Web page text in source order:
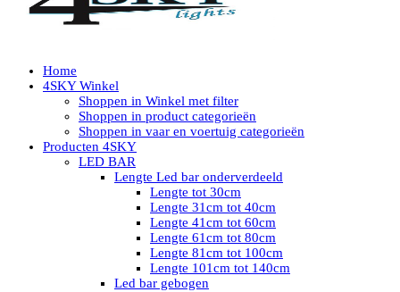
Home
4SKY Winkel
Shoppen in Winkel met filter
Shoppen in product categorieën
Shoppen in vaar en voertuig categorieën
Producten 4SKY
LED BAR
Lengte Led bar onderverdeeld
Lengte tot 30cm
Lengte 31cm tot 40cm
Lengte 41cm tot 60cm
Lengte 61cm tot 80cm
Lengte 81cm tot 100cm
Lengte 101cm tot 140cm
Led bar gebogen